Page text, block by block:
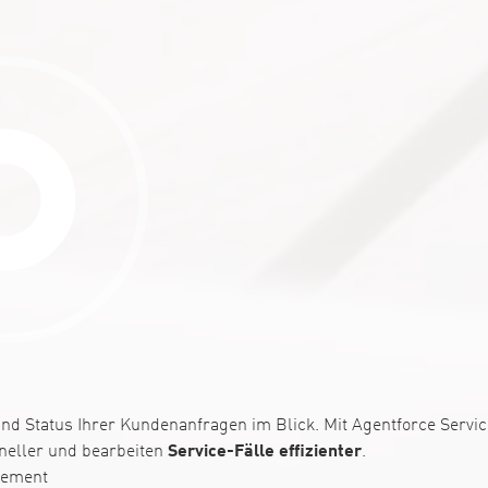
Status Ihrer Kundenanfragen im Blick. Mit Agentforce
und bearbeiten Service-Fälle effizienter.